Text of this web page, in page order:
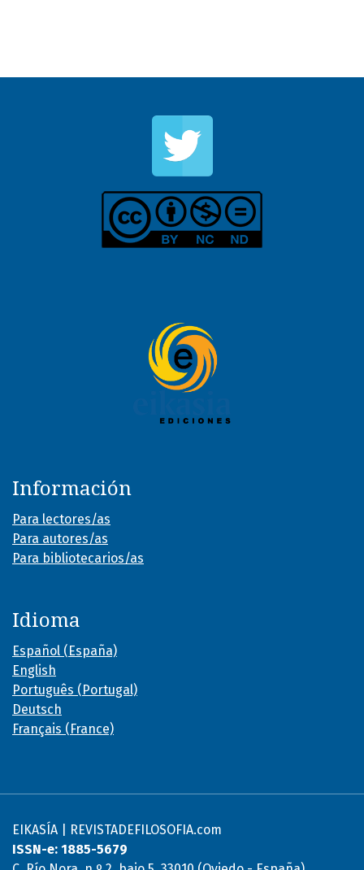
Información
Para lectores/as
Para autores/as
Para bibliotecarios/as
Idioma
Español (España)
English
Português (Portugal)
Deutsch
Français (France)
EIKASÍA | REVISTADEFILOSOFIA.com
ISSN-e: 1885-5679